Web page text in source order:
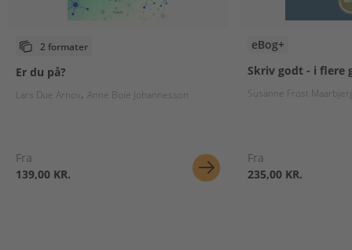
2 formater
Er du på?
Lars Due Arnov Anne Boie Johannesson
Fra
139,00 KR.
eBog+
Skriv godt - i flere
Susanne Frost
Fra
235,00 KR.